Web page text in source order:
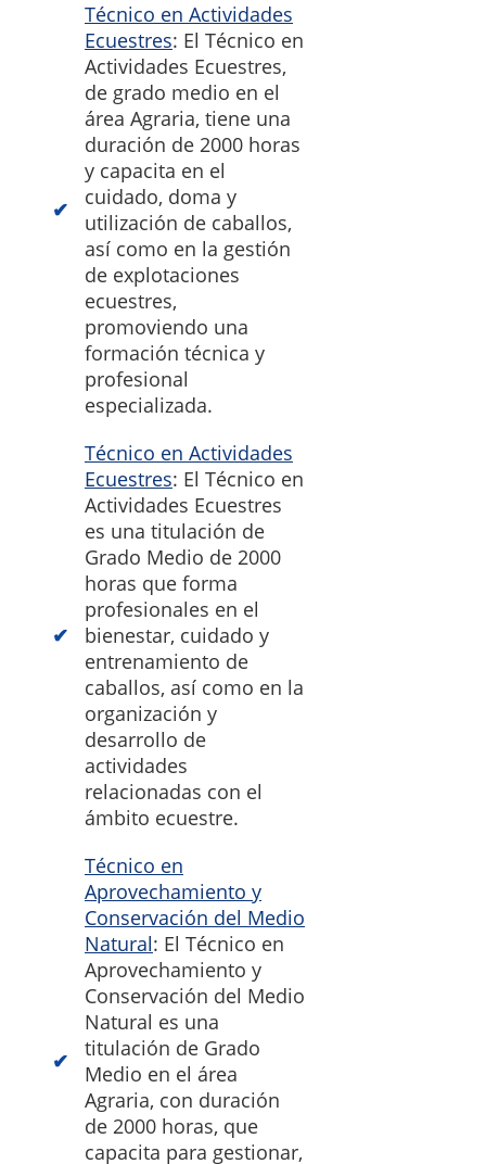
Técnico en Actividades
Ecuestres: El Técnico en
Actividades Ecuestres,
de grado medio en el
área Agraria, tiene una
duración de 2000 horas
y capacita en el
cuidado, doma y
utilización de caballos,
así como en la gestión
de explotaciones
ecuestres,
promoviendo una
formación técnica y
profesional
especializada.
Técnico en Actividades
Ecuestres: El Técnico en
Actividades Ecuestres
es una titulación de
Grado Medio de 2000
horas que forma
profesionales en el
bienestar, cuidado y
entrenamiento de
caballos, así como en la
organización y
desarrollo de
actividades
relacionadas con el
ámbito ecuestre.
Técnico en
Aprovechamiento y
Conservación del Medio
Natural: El Técnico en
Aprovechamiento y
Conservación del Medio
Natural es una
titulación de Grado
Medio en el área
Agraria, con duración
de 2000 horas, que
capacita para gestionar,